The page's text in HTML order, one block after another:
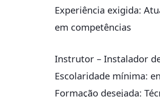
Experiência exigida:
em competências
Instrutor – Instalador
Escolaridade mínima:
Formação desejada: